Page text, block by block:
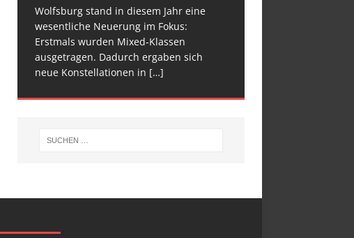
Wolfsburg stand in diesem Jahr eine
wesentliche Neuerung im Fokus:
Erstmals wurden Mixed-Klassen
ausgetragen. Dadurch ergaben sich
neue Konstellationen in […]